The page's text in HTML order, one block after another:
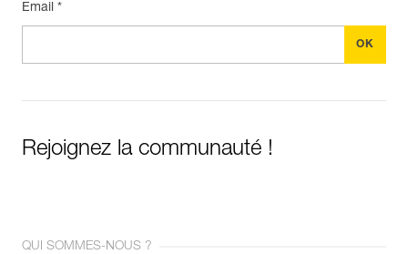
Email *
Rejoignez la communauté !
QUI SOMMES-NOUS ?